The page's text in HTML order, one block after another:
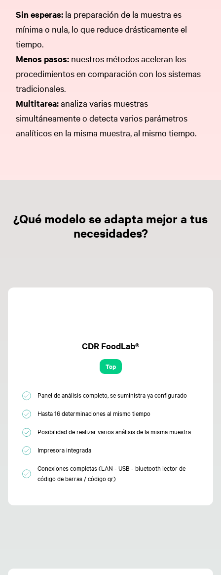
Sin esperas: la preparación de la muestra es
mínima o nula, lo que reduce drásticamente el
tiempo.
Menos pasos: nuestros métodos aceleran los
procedimientos en comparación con los sistemas
tradicionales.
Multitarea:analiza varias muestras
simultáneamente o detecta varios parámetros
analíticos en la misma muestra, al mismo tiempo.
¿Qué modelo se adapta mejor a tus
necesidades?
CDR FoodLab®
Top
Panel de análisis completo, se suministra ya configurado
Hasta 16 determinaciones al mismo tiempo
Posibilidad de realizar varios análisis de la misma muestra
Impresora integrada
Conexiones completas (LAN - USB - bluetooth lector de
código de barras / código qr)